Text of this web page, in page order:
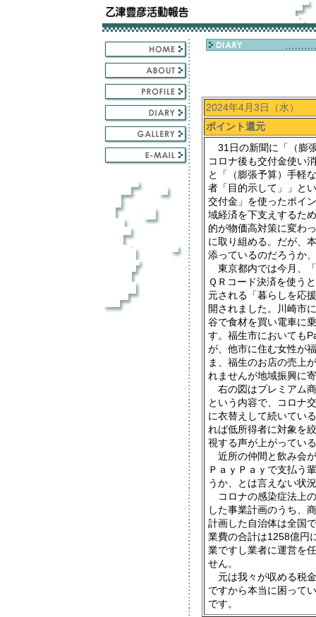
2024年4月3日（水）
ポイント還元
31日の新聞に「（膨
コロナ後も交付金使い
と「（膨張予算）手軽
者「目的示して」」と
交付金」を使ったポイ
域経済を下支えするた
的が物価高対策に変わ
に取り組める。だが、
添っているのだろうか
東京都内では今月、
ＱＲコード決済を使う
元される「暮らしを応
開されました。川崎市
谷で食材を買い電車に
す。福生市においても
が、他市に住む女性が
ま、福生のお店の売上
れませんが地域振興に
右の図はプレミアム
という内容で、コロナ
に衣替えして続いてい
れば低所得者に対象を
視する声が上がってい
近所の仲間と飲み会
ＰａｙＰａｙで支払う
うか、とは言えない状
コロナの感染症法上
した事業計画のうち、
計画した自治体は全国
業費の合計は1258億円
業ですし業者に運営を
せん。
元は我々が収める税
ですから本当に困って
です。